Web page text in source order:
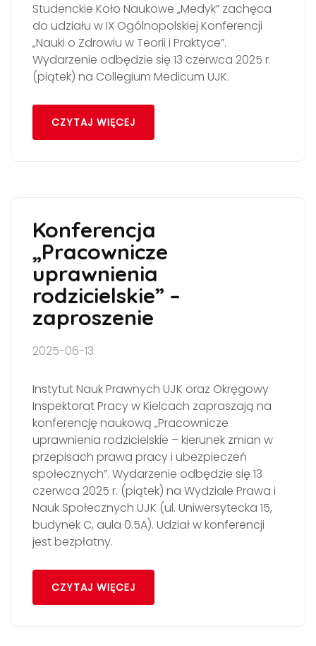
Studenckie Koło Naukowe „Medyk” zachęca
do udziału w IX Ogólnopolskiej Konferencji
„Nauki o Zdrowiu w Teorii i Praktyce”.
Wydarzenie odbędzie się 13 czerwca 2025 r.
(piątek) na Collegium Medicum UJK.
CZYTAJ WIĘCEJ
Konferencja
„Pracownicze
uprawnienia
rodzicielskie” –
zaproszenie
2025-06-13
Instytut Nauk Prawnych UJK oraz Okręgowy
Inspektorat Pracy w Kielcach zapraszają na
konferencję naukową „Pracownicze
uprawnienia rodzicielskie – kierunek zmian w
przepisach prawa pracy i ubezpieczeń
społecznych”. Wydarzenie odbędzie się 13
czerwca 2025 r. (piątek) na Wydziale Prawa i
Nauk Społecznych UJK (ul. Uniwersytecka 15,
budynek C, aula 0.5A). Udział w konferencji
jest bezpłatny.
CZYTAJ WIĘCEJ